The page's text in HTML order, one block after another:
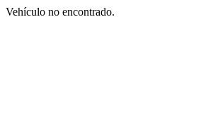
Vehículo no encontrado.